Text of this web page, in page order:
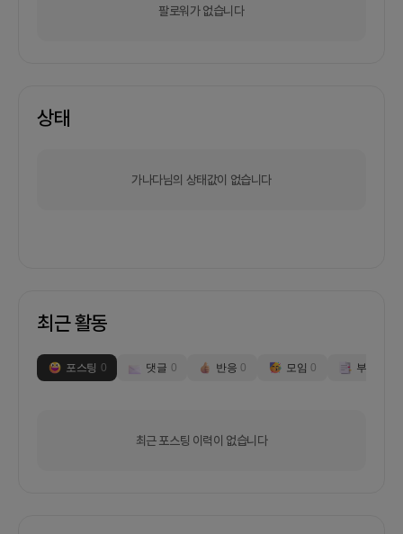
팔로워가 없습니다
상태
가나다님의 상태값이 없습니다
최근 활동
포스팅 0 댓글 0 반응 0 모임 0 부스
최근 포스팅 이력이 없습니다